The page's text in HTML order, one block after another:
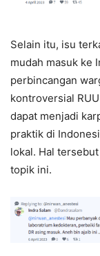
Selain itu, isu
mudah masuk ke
perbincangan
kontroversial
dapat menjadi
praktik di
lokal. Hal
topik ini.